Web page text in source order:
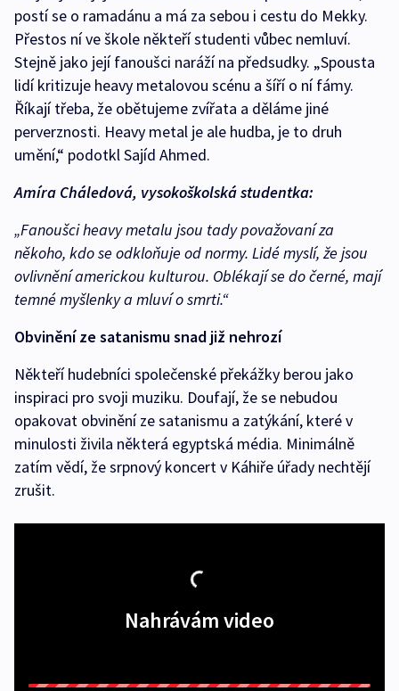
postí se o ramadánu a má za sebou i cestu do Mekky.
Přestos ní ve škole někteří studenti vůbec nemluví.
Stejně jako její fanoušci naráží na předsudky. „Spousta
lidí kritizuje heavy metalovou scénu a šíří o ní fámy.
Říkají třeba, že obětujeme zvířata a děláme jiné
perverznosti. Heavy metal je ale hudba, je to druh
umění,“ podotkl Sajíd Ahmed.
Amíra Cháledová, vysokoškolská studentka:
„Fanoušci heavy metalu jsou tady považovaní za
někoho, kdo se odkloňuje od normy. Lidé myslí, že jsou
ovlivnění americkou kulturou. Oblékají se do černé, mají
temné myšlenky a mluví o smrti.“
Obvinění ze satanismu snad již nehrozí
Někteří hudebníci společenské překážky berou jako
inspiraci pro svoji muziku. Doufají, že se nebudou
opakovat obvinění ze satanismu a zatýkání, které v
minulosti živila některá egyptská média. Minimálně
zatím vědí, že srpnový koncert v Káhiře úřady nechtějí
zrušit.
Nahrávám video